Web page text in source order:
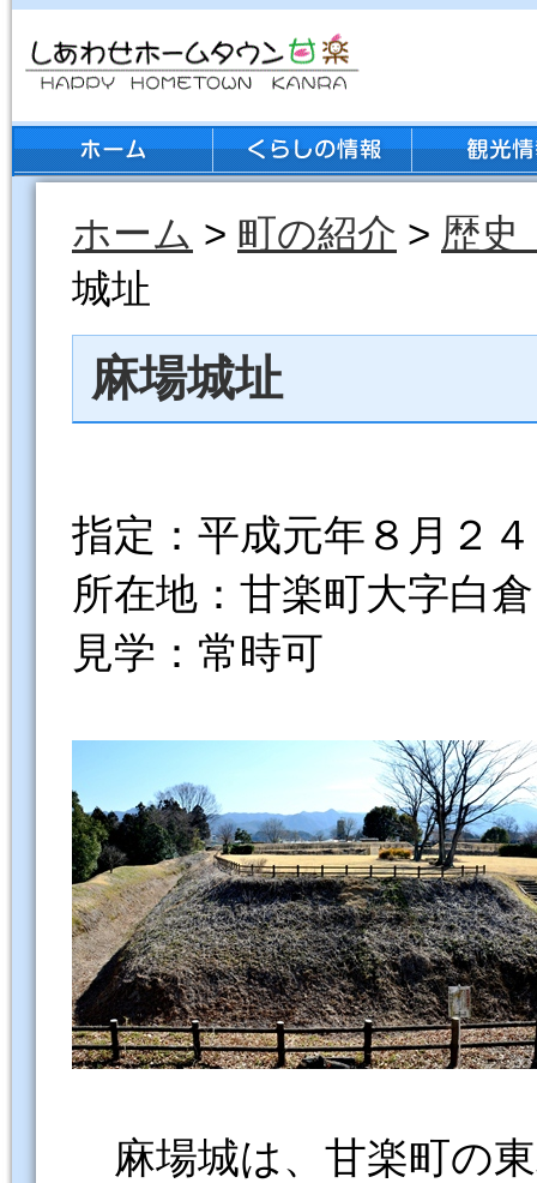
ホーム > 町の紹介 > 歴史
城址
麻場城址
指定：平成元年８月２
所在地：甘楽町大字白
見学：常時可
麻場城は、甘楽町の